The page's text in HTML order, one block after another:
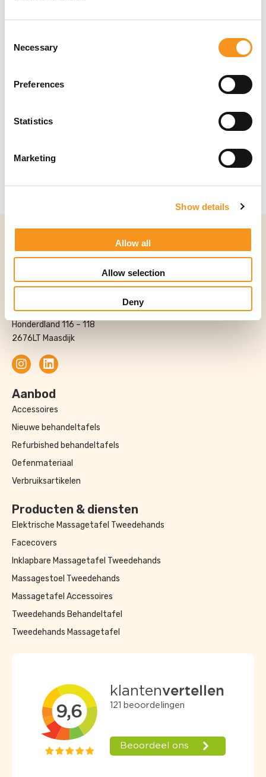
Selection
Necessary
Preferences
Statistics
Marketing
Show details
Allow all
Allow selection
Deny
Papierrolhouder
€112,91
BESTEL NU!
0174-706022
Fysio-Tech B.V.
Honderdland 116 – 118
2676LT Maasdijk
Aanbod
Accessoires
Nieuwe behandeltafels
Refurbished behandeltafels
Oefenmateriaal
Verbruiksartikelen
Producten & diensten
Elektrische Massagetafel Tweedehands
Facecovers
Inklapbare Massagetafel Tweedehands
Massagestoel Tweedehands
Massagetafel Accessoires
Tweedehands Behandeltafel
Tweedehands Massagetafel